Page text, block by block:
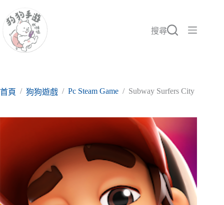
至
要
搜尋
首頁 / 狗狗遊戲 / Pc Steam Game / Subway Surfers City